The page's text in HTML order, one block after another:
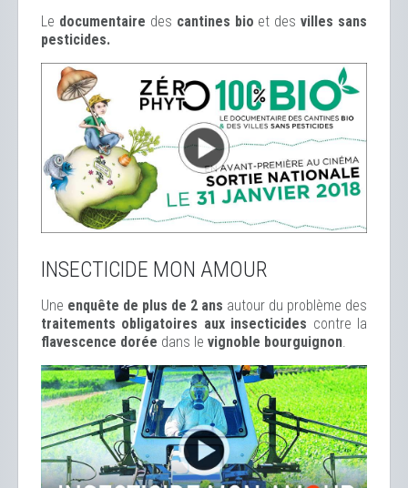
Le documentaire des cantines bio et desvilles sans
pesticides.
INSECTICIDE MON AMOUR
Une enquête de plus de 2 ans autour du problème des
traitements obligatoires aux insecticides contre la
flavescence dorée dans le vignoble bourguignon.